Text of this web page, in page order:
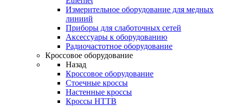
Измерительное оборудование для медных
линиий
Приборы для слаботочных сетей
Аксессуары к оборудованию
Радиочастотное оборудование
Кроссовое оборудование
Назад
Кроссовое оборудование
Стоечные кроссы
Настенные кроссы
Кроссы HTTB